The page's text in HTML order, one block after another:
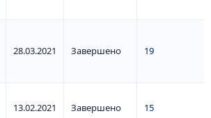
28.03.2021 Завершено 19
13.02.2021 Завершено 15